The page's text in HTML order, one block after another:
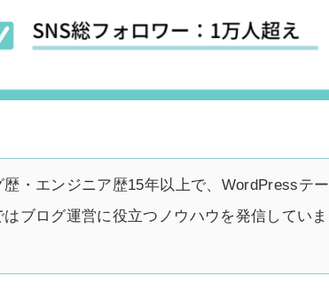
・エンジニア歴15年以上で、WordPressテー
ブログ運営に役立つノウハウを発信していま